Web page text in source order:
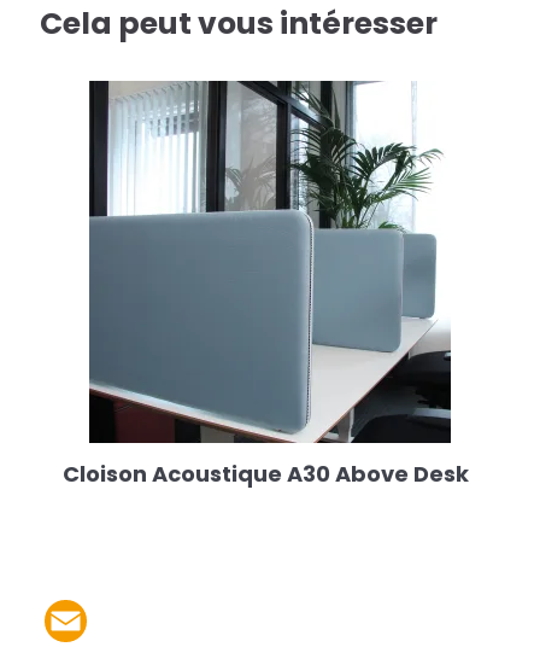
Cela peut vous intéresser
Cloison Acoustique A30 Above Desk
Partager le produit par